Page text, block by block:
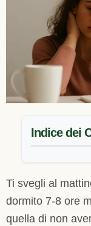
Indice dei
Ti svegli al
dormito 7-8 ore
quella di non